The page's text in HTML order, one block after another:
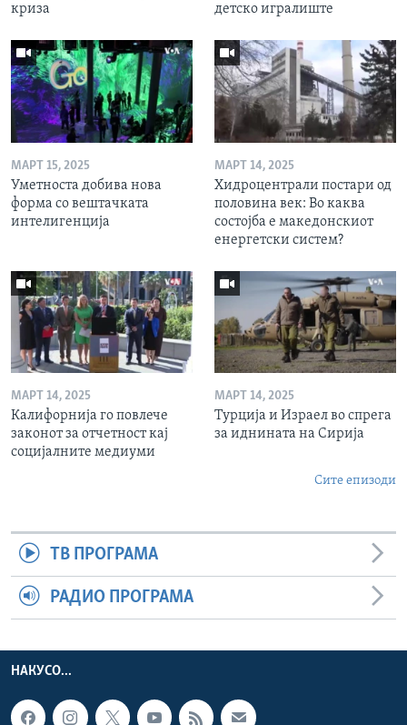
криза
детско игралиште
МАРТ 15, 2025
Уметноста добива нова
форма со вештачката
интелигенција
МАРТ 14, 2025
Хидроцентрали постари од
половина век: Во каква
состојба е македонскиот
енергетски систем?
МАРТ 14, 2025
Калифорнија го повлече
законот за отчетност кај
социјалните медиуми
МАРТ 14, 2025
Турција и Израел во спрега
за иднината на Сирија
Сите епизоди
ТВ ПРОГРАМА
РАДИО ПРОГРАМА
НАКУСО...